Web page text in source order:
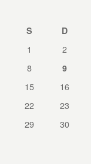
S D
1
2
8 9
15
16
22
23
29
30